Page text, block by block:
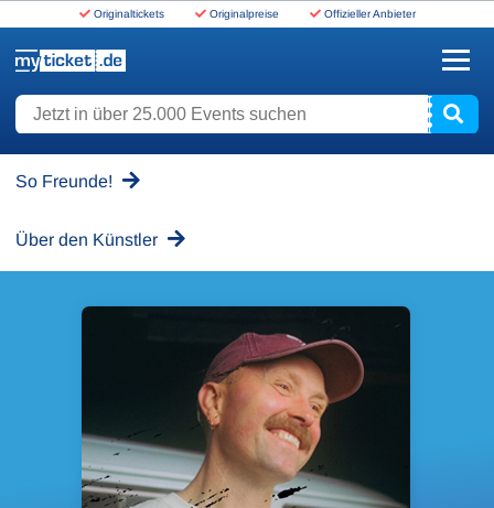
Originaltickets Originalpreise Offizieller Anbieter
Jetzt in über 25.000 Events suchen
So Freunde!
Über den Künstler